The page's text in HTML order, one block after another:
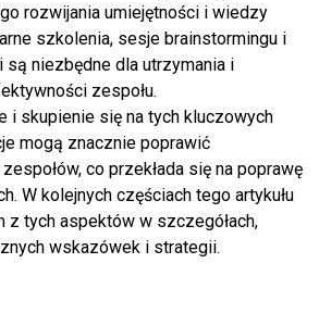
rozwijania umiejętności i wiedzy
szkolenia, sesje brainstormingu i
są niezbędne dla utrzymania i
zespołu.
i skupienie się na tych kluczowych
mogą znacznie poprawić
co przekłada się na poprawę
W kolejnych częściach tego artykułu
z tych aspektów w szczegółach,
wskazówek i strategii.